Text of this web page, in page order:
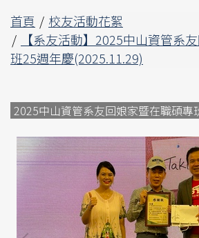
首頁
校友活動花絮
【系友活動】2025中山資管系
班25週年慶(2025.11.29)
2025中山資管系友回娘家暨在職碩專